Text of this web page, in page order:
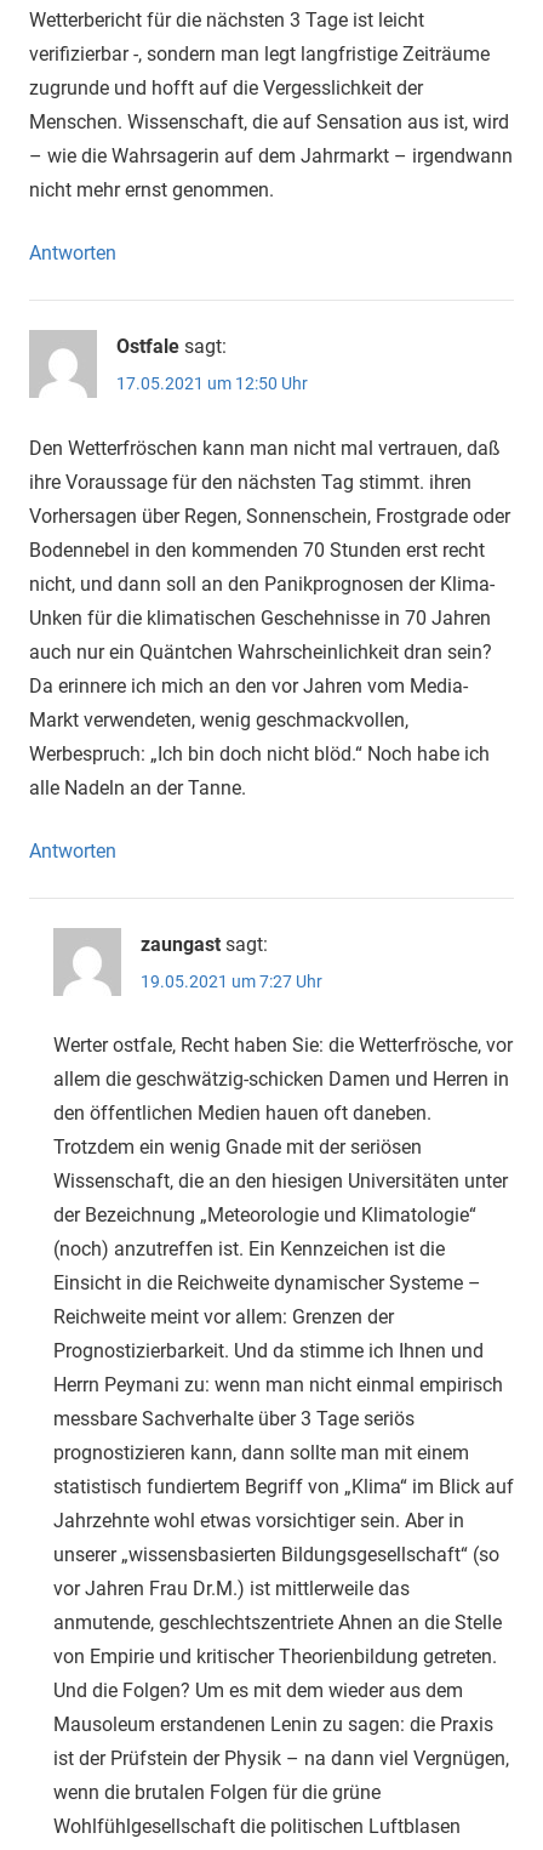
Wetterbericht für die nächsten 3 Tage ist leicht
verifizierbar -, sondern man legt langfristige Zeiträume
zugrunde und hofft auf die Vergesslichkeit der
Menschen. Wissenschaft, die auf Sensation aus ist, wird
– wie die Wahrsagerin auf dem Jahrmarkt – irgendwann
nicht mehr ernst genommen.
Antworten
Ostfale sagt:
17.05.2021 um 12:50 Uhr
Den Wetterfröschen kann man nicht mal vertrauen, daß
ihre Voraussage für den nächsten Tag stimmt. ihren
Vorhersagen über Regen, Sonnenschein, Frostgrade oder
Bodennebel in den kommenden 70 Stunden erst recht
nicht, und dann soll an den Panikprognosen der Klima-
Unken für die klimatischen Geschehnisse in 70 Jahren
auch nur ein Quäntchen Wahrscheinlichkeit dran sein?
Da erinnere ich mich an den vor Jahren vom Media-
Markt verwendeten, wenig geschmackvollen,
Werbespruch: „Ich bin doch nicht blöd.“ Noch habe ich
alle Nadeln an der Tanne.
Antworten
zaungast sagt:
19.05.2021 um 7:27 Uhr
Werter ostfale, Recht haben Sie: die Wetterfrösche, vor
allem die geschwätzig-schicken Damen und Herren in
den öffentlichen Medien hauen oft daneben.
Trotzdem ein wenig Gnade mit der seriösen
Wissenschaft, die an den hiesigen Universitäten unter
der Bezeichnung „Meteorologie und Klimatologie“
(noch) anzutreffen ist. Ein Kennzeichen ist die
Einsicht in die Reichweite dynamischer Systeme –
Reichweite meint vor allem: Grenzen der
Prognostizierbarkeit. Und da stimme ich Ihnen und
Herrn Peymani zu: wenn man nicht einmal empirisch
messbare Sachverhalte über 3 Tage seriös
prognostizieren kann, dann sollte man mit einem
statistisch fundiertem Begriff von „Klima“ im Blick auf
Jahrzehnte wohl etwas vorsichtiger sein. Aber in
unserer „wissensbasierten Bildungsgesellschaft“ (so
vor Jahren Frau Dr.M.) ist mittlerweile das
anmutende, geschlechtszentriete Ahnen an die Stelle
von Empirie und kritischer Theorienbildung getreten.
Und die Folgen? Um es mit dem wieder aus dem
Mausoleum erstandenen Lenin zu sagen: die Praxis
ist der Prüfstein der Physik – na dann viel Vergnügen,
wenn die brutalen Folgen für die grüne
Wohlfühlgesellschaft die politischen Luftblasen